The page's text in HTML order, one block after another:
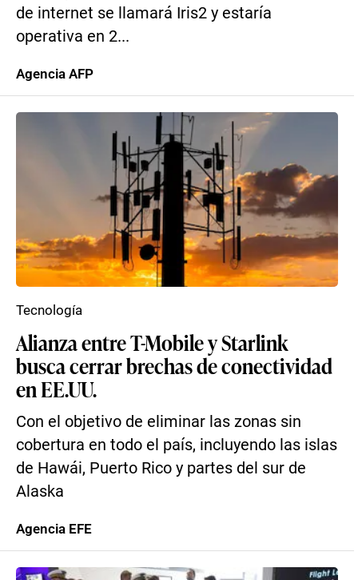
de internet se llamará Iris2 y estaría
operativa en 2...
Agencia AFP
Alianza entre T-Mobile y Starlink
busca cerrar brechas de conectividad
en EE.UU.
Con el objetivo de eliminar las zonas sin
cobertura en todo el país, incluyendo las islas
de Hawái, Puerto Rico y partes del sur de
Alaska
Tecnología
Agencia EFE